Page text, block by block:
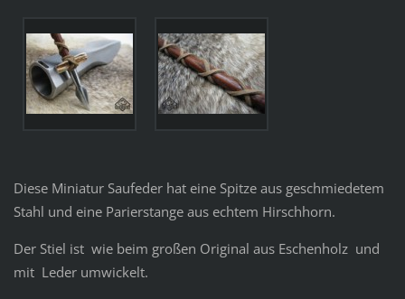
Diese Miniatur Saufeder hat eine Spitze aus geschmiedetem
Stahl und eine Parierstange aus echtem Hirschhorn.
Der Stiel ist wie beim großen Original aus Eschenholz und
mit Leder umwickelt.